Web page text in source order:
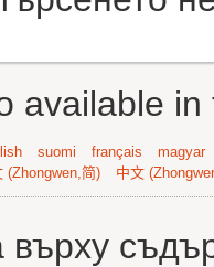
available
suomi français
magyar
(Zhongwen,简) 中文
върху